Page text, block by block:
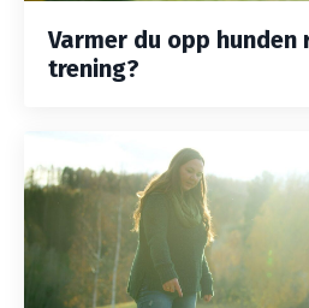
Varmer du opp
trening?